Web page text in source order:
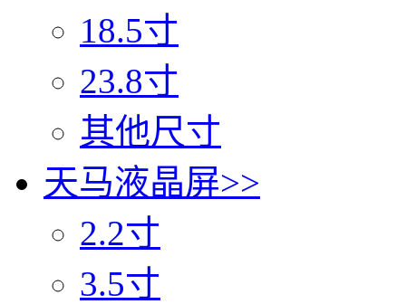
18.5寸
23.8寸
其他尺寸
天马液晶屏>>
2.2寸
3.5寸